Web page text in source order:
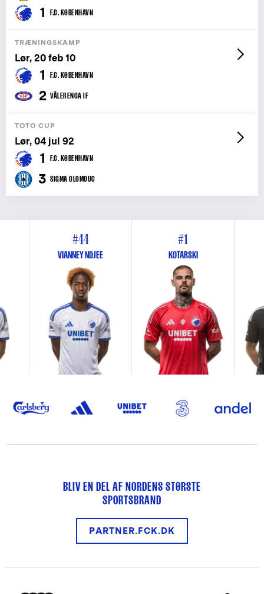
1 F.C. KØBENHAVN
TRÆNINGSKAMP
Lør, 20 feb 10
1 F.C. KØBENHAVN
2 VÅLERENGA IF
TOTO CUP
Lør, 04 jul 92
1 F.C. KØBENHAVN
3 SIGMA OLOMOUC
#44
VIANNEY NDJEE
#1
KOTARSKI
BLIV EN DEL AF NORDENS STØRSTE
SPORTSBRAND
PARTNER.FCK.DK